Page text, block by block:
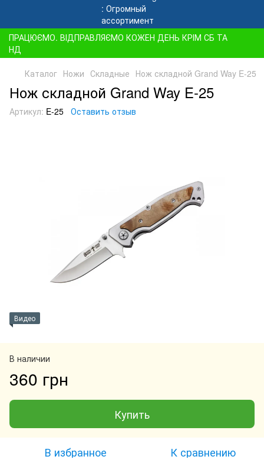
ПРАЦЮЄМО. ВІДПРАВЛЯЄМО КОЖЕН ДЕНЬ КРІМ СБ ТА
НД
Каталог Ножи Складные Нож складной Grand Way E-25
Нож складной Grand Way E-25
Артикул: E-25 Оставить отзыв
Видео
В наличии
360 грн
Купить
В избранное К сравнению